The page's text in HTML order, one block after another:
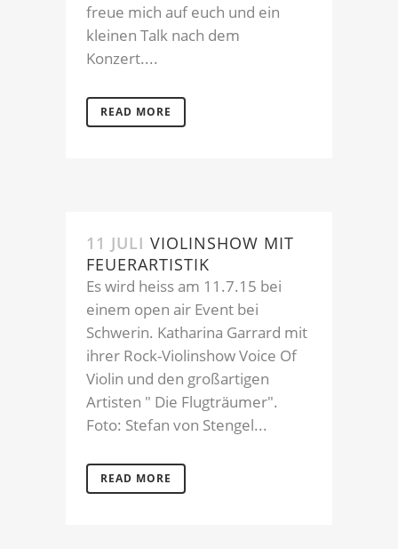
freue mich auf euch und ein
kleinen Talk nach dem
Konzert....
READ MORE
11 JULI VIOLINSHOW MIT
FEUERARTISTIK
Es wird heiss am 11.7.15 bei
einem open air Event bei
Schwerin. Katharina Garrard mit
ihrer Rock-Violinshow Voice Of
Violin und den großartigen
Artisten " Die Flugträumer".
Foto: Stefan von Stengel...
READ MORE